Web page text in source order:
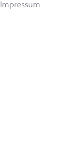
Impressum